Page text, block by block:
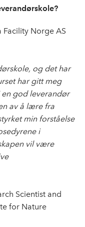
Facility Norge AS
og det har
har gitt meg
god leverandør
av å lære fra
min forståelse
i
vil være
Scientist and
for Nature